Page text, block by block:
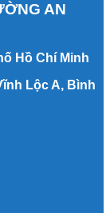
AN
Hồ Chí Minh
Lộc A, Bình